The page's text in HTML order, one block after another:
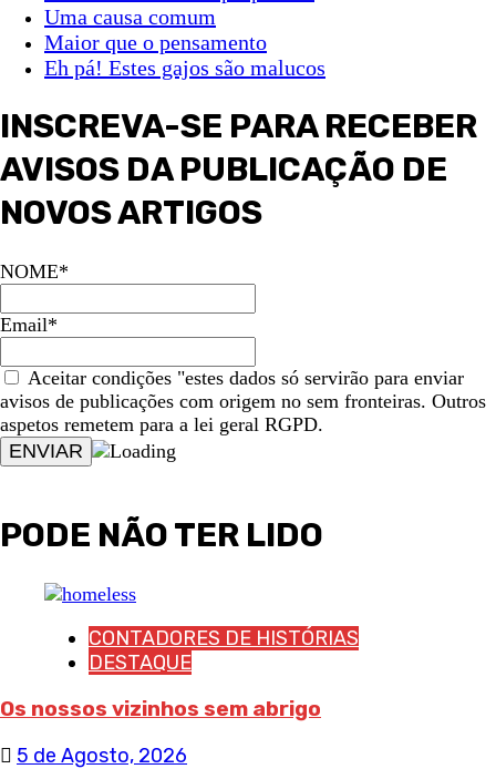
Uma causa comum
Maior que o pensamento
Eh pá! Estes gajos são malucos
INSCREVA-SE PARA RECEBER
AVISOS DA PUBLICAÇÃO DE
NOVOS ARTIGOS
NOME*
Email*
Aceitar condições "estes dados só servirão para enviar
avisos de publicações com origem no sem fronteiras. Outros
aspetos remetem para a lei geral RGPD.
PODE NÃO TER LIDO
CONTADORES DE HISTÓRIAS
DESTAQUE
Os nossos vizinhos sem abrigo
5 de Agosto, 2026